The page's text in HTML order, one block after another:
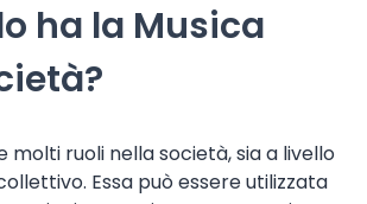
ha la Musica
molti ruoli nella società, sia a livello
Essa può essere utilizzata